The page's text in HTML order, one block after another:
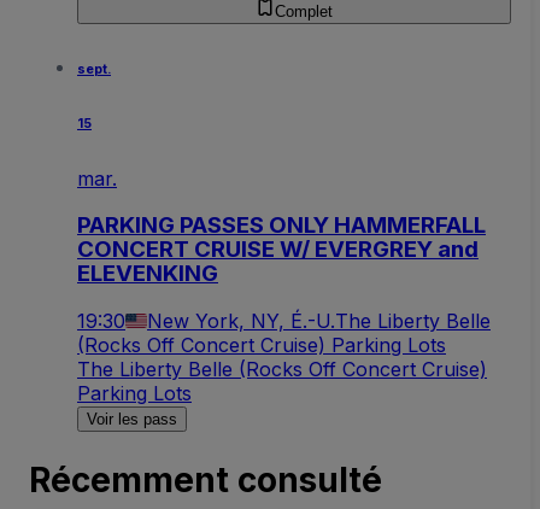
Complet
sept.
15
mar.
PARKING PASSES ONLY HAMMERFALL
CONCERT CRUISE W/ EVERGREY and
ELEVENKING
19:30 New York, NY, É.-U.The Liberty Belle
(Rocks Off Concert Cruise) Parking Lots
The Liberty Belle (Rocks Off Concert Cruise)
Parking Lots
Voir les pass
Récemment consulté